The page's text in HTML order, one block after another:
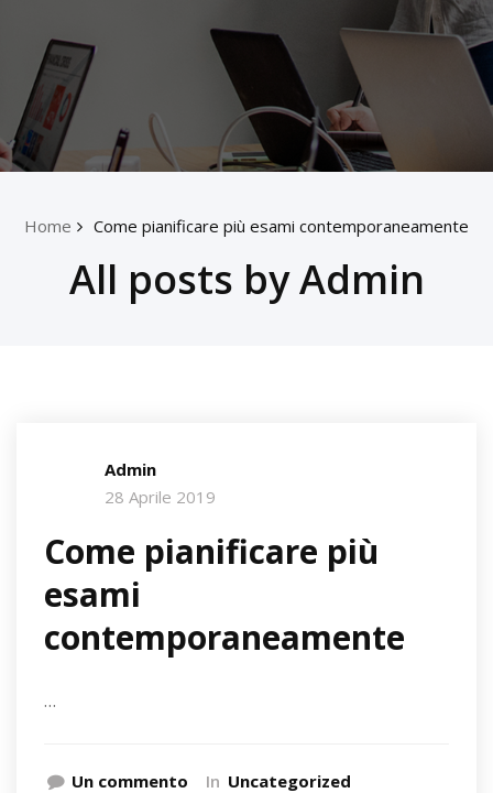
Home Come pianificare più esami contemporaneamente
All posts by Admin
Admin
28 Aprile 2019
Come pianificare più
esami
contemporaneamente
…
Un commento In Uncategorized